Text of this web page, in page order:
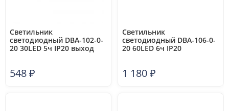
Светильник
светодиодный DBA-102-0-
20 30LED 5ч IP20 выход
548₽
Светильник
светодиодный DBA-106-0-
20 60LED 6ч IP20
Б0044399
1 180₽